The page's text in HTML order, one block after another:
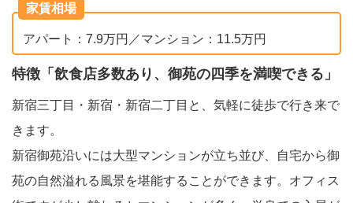
家賃相場
アパート：7.9万円／マンション：11.5万円
特徴「飲食店多数あり、御苑の四季を満喫できる」
新宿三丁目・新宿・新宿二丁目と、気軽に徒歩で行き来で
きます。
新宿御苑沿いには大型マンションが立ち並び、自宅から御
苑の自然溢れる風景を堪能することができます。オフィス